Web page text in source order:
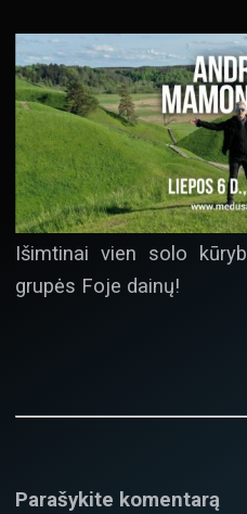
Išimtinai vien solo
grupės Foje dainų!
Parašykite komentarą